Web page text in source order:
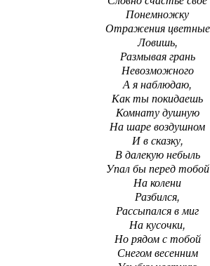
Понемножку
Отражения цветные
Ловишь,
Размывая грань
Невозможного
А я наблюдаю,
Как ты покидаешь
Комнату душную
На шаре воздушном
И в сказку,
В далекую небыль
Упал бы перед тобой
На колени
Разбился,
Рассыпался в миг
На кусочки,
Но рядом с тобой
Снегом весенним